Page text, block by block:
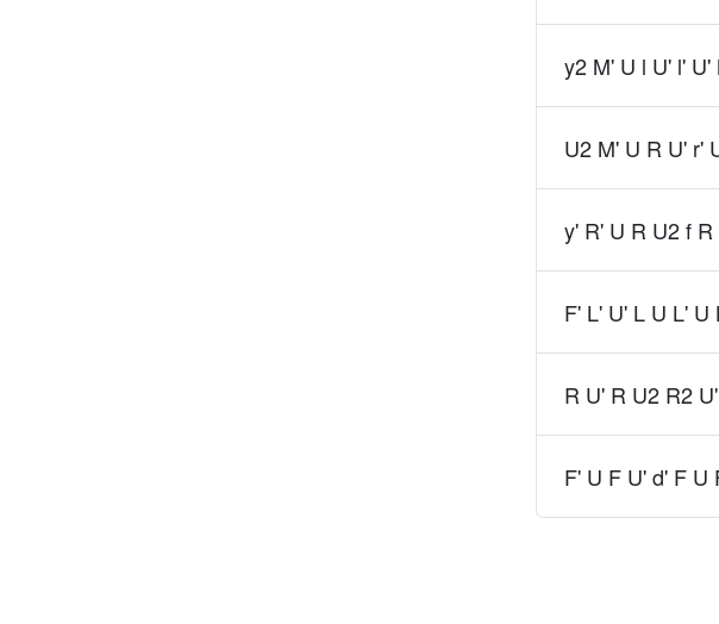
y2 M' U l U' l' U'
U2 M' U R U' r'
y' R' U R U2 f R
F' L' U' L U L' U
R U' R U2 R2
F' U F U' d' F U